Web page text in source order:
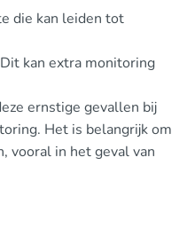
die kan leiden tot
kan extra monitoring
ernstige gevallen bij
Het is belangrijk om
vooral in het geval van